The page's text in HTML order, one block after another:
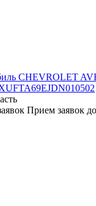
CHEVROLET
Прием заявок